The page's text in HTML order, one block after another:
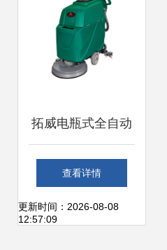
拓威电瓶式全自动
洗地机 工厂高效清
洁的首选设备
查看详情
更新时间：2026-08-08
12:57:09